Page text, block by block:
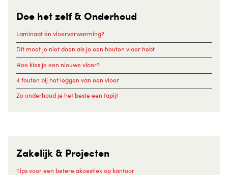
Doe het zelf & Onderhoud
Laminaat én vloerverwarming?
Dit moet je niet doen als je een houten vloer hebt
Hoe kies je een nieuwe vloer?
4 fouten bij het leggen van een vloer
Zo onderhoud je het beste een tapijt
Zakelijk & Projecten
Tips voor een betere akoestiek op kantoor